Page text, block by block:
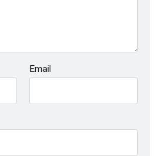
Email